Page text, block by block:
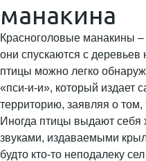
манакина
Красноголовые манакины
они спускаются с
птицы можно легко
«пси-и-и», который издает
территорию, заявляя о том,
Иногда птицы выдают
звуками, издаваемыми
будто кто-то неподалеку